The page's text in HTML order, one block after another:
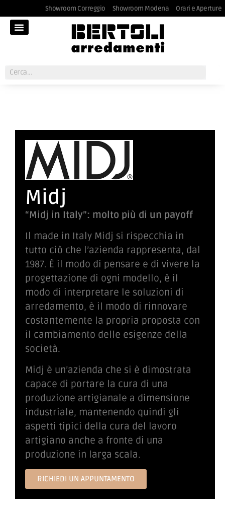
Showroom Correggio Showroom Modena Orari e Aperture
Midj
“Midj in Italy”: molto più di un payoff
Il made in Italy Midj si rispecchia in
tutto ciò che l’azienda rappresenta, dal
1987. È il modo di pensare e di vivere la
progettazione di ogni modello, è il
modo di interpretare le soluzioni di
arredamento, è il modo di rinnovare
costantemente la propria proposta con
il cambiamento delle esigenze della
società.
Midj è un’azienda che si è dimostrata
capace di portare la cura di una
produzione artigianale a dimensione
industriale, mantenendo quindi gli
aspetti tipici della cura del lavoro
artigiano anche a fronte di una
produzione in larga scala.
RICHIEDI UN APPUNTAMENTO